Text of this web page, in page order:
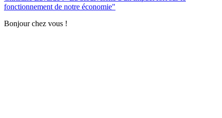
fonctionnement de notre économie"
Bonjour chez vous !